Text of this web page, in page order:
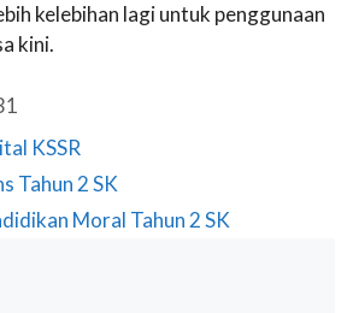
kelebihan lagi untuk penggunaan
kini.
KSSR
Tahun 2 SK
Moral Tahun 2 SK